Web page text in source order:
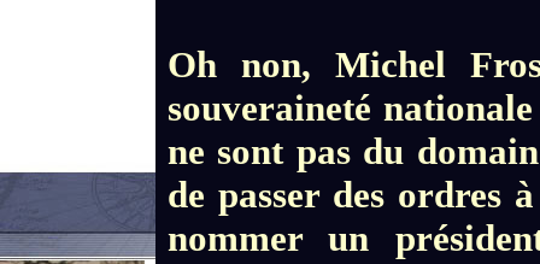
Oh non, Michel
souveraineté
ne sont pas du
de passer des ordres
nommer un